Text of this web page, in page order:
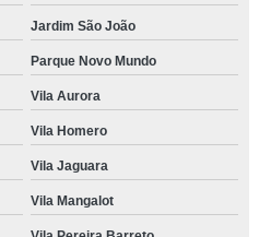
Jardim São João
Parque Novo Mundo
Vila Aurora
Vila Homero
Vila Jaguara
Vila Mangalot